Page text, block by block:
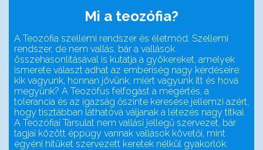
Mi a teozófia?
A Teozófia szellemi rendszer és életmód. Szellemi
rendszer, de nem vallás, bár a vallások
összehasonlításával is kutatja a gyökereket, amelyek
ismerete választ adhat az emberiség nagy kérdéseire:
kik vagyunk, honnan jövünk, miért vagyunk itt és hová
megyünk? A Teozófus felfogást a megértés, a
tolerancia és az igazság őszinte keresése jellemzi azért,
hogy tisztábban láthatóvá váljanak a létezés nagy titkai.
A Teozófiai Társulat nem vallási jellegű szervezet, bár
tagjai között éppúgy vannak vallások követői, mint
egyéni hitüket szervezett keretek nélkül gyakorlók.